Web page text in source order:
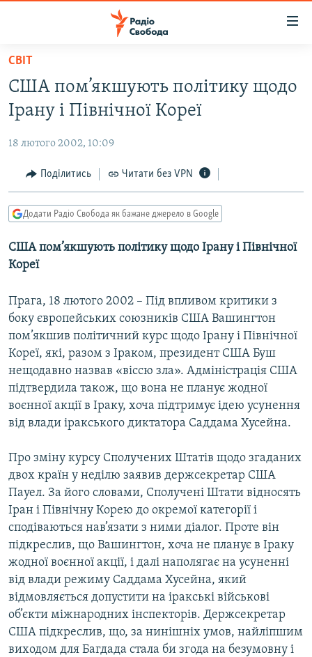
Перейти
основного
матеріалу
Перейти
до
навігації
Перейти
до
РАДІО СВОБОДА – 70 РОКІВ
СТАТТІ
ПОЛІТИКА
ЕКОНОМІКА
КУЛЬТУРА
СПОРТ
УКРАЇНА
СВІТ
ВІЙНА
РОСІЙСЬКА «ФІЛЬТРАЦІЯ»
КРИМ.РЕАЛІЇ
ТИ ЯК?
СХЕМИ
КИТАЙ.ВИКЛИКИ
МУЛЬТИМЕДІА
ФОТО
СПЕЦПРОЄКТИ
ПОДКАСТИ
РУС
УКР
КТАТ
ДОЛУЧАЙСЯ!
Усі сайти RFE/RL
СВІТ
США пом’якшують політику щодо
Ірану і Північної Кореї
18 лютого 2002, 10:09
Поділитись Читати без VPN
Додати Радіо Свобода як бажане джерело в Google
США пом’якшують політику щодо Ірану і Північної
Кореї
Прага, 18 лютого 2002 – Під впливом критики з
боку європейських союзників США Вашингтон
пом’якшив політичний курс щодо Ірану і Північної
Кореї, які, разом з Іраком, президент США Буш
нещодавно назвав «віссю зла». Адміністрація США
підтвердила також, що вона не планує жодної
воєнної акції в Іраку, хоча підтримує ідею усунення
від влади іракського диктатора Саддама Хусейна.
Про зміну курсу Сполучених Штатів щодо згаданих
двох країн у неділю заявив держсекретар США
Пауел. За його словами, Сполучені Штати відносять
Іран і Північну Корею до окремої категорії і
сподіваються нав’язати з ними діалог. Проте він
підкреслив, що Вашингтон, хоча не планує в Іраку
жодної воєнної акції, і далі наполягає на усуненні
від влади режиму Саддама Хусейна, який
відмовляється допустити на іракські військові
об’єкти міжнародних інспекторів. Держсекретар
США підкреслив, що, за нинішніх умов, найліпшим
виходом для Багдада стала би згода на безумовну і